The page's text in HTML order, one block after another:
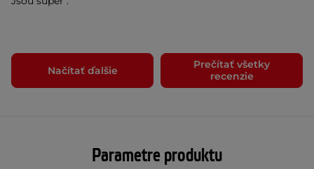
Načítať ďalšie
Prečítať všetky
recenzie
Parametre produktu